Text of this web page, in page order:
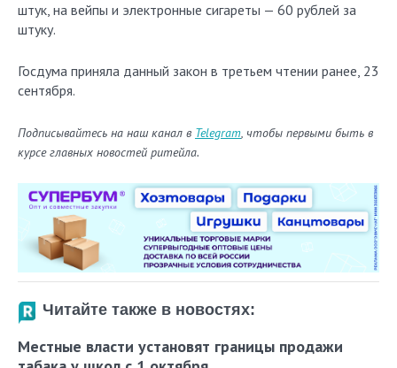
штук, на вейпы и электронные сигареты — 60 рублей за
штуку.
Госдума приняла данный закон в третьем чтении ранее, 23
сентября.
Подписывайтесь на наш канал в Telegram, чтобы первыми быть в
курсе главных новостей ритейла.
Читайте также в новостях:
Местные власти установят границы продажи